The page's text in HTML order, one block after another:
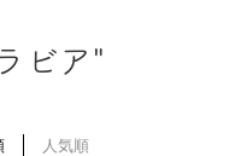
ビア"
人気順